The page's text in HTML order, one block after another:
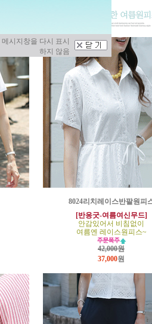
8024리치레이스반팔원피
[반응굿-여름여신무드]
안감있어서 비침없이
여름엔 레이스원피스~
42,000원
37,000원
시지창을 다시 표시
하지 않음